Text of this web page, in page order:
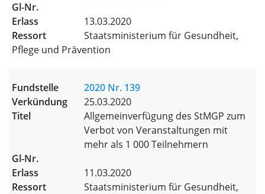
13.03.2020
Staatsministerium für Gesundheit,
Pflege und Prävention
2020 Nr. 139
25.03.2020
Allgemeinverfügung des StMGP zum
Verbot von Veranstaltungen mit
mehr als 1 000 Teilnehmern
11.03.2020
Staatsministerium für Gesundheit,